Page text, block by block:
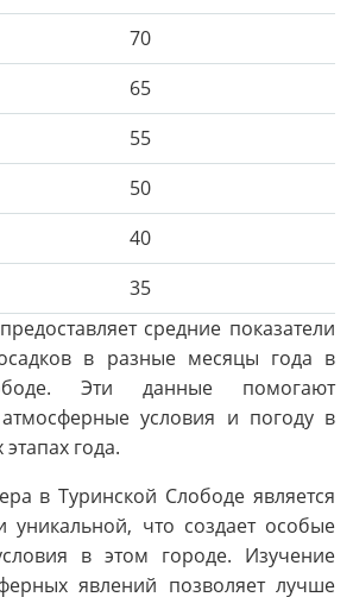
70
65
55
50
40
35
средние показатели
в разные месяцы года в
Эти данные помогают
атмосферные условия и погоду в
года.
в Туринской Слободе является
уникальной, что создает особые
в этом городе. Изучение
явлений позволяет лучше